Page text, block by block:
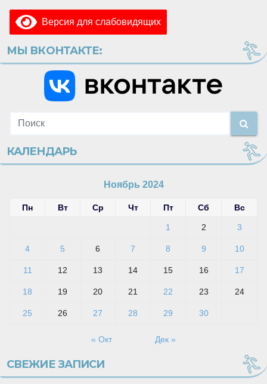
Версия для слабовидящих
МЫ ВКОНТАКТЕ:
КАЛЕНДАРЬ
Ноябрь 2024
Пн Вт Ср Чт Пт Сб Вс
1 2 3
4 5 6 7 8 9 10
11 12 13 14 15 16 17
18 19 20 21 22 23 24
25 26 27 28 29 30
« Окт Дек »
СВЕЖИЕ ЗАПИСИ